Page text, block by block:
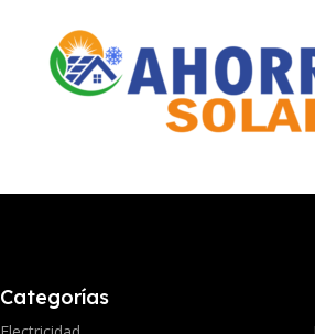
Categorías